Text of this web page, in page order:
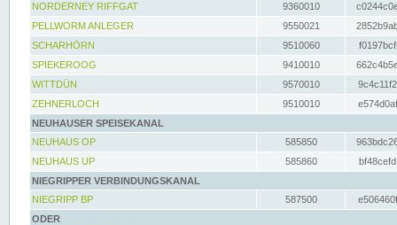
NORDERNEY RIFFGAT
9360010
PELLWORM ANLEGER
9550021
SCHARHÖRN
9510060
SPIEKEROOG
9410010
WITTDÜN
9570010
ZEHNERLOCH
9510010
NEUHAUSER SPEISEKANAL
NEUHAUS OP
585850
NEUHAUS UP
585860
NIEGRIPPER VERBINDUNGSKANAL
NIEGRIPP BP
587500
ODER